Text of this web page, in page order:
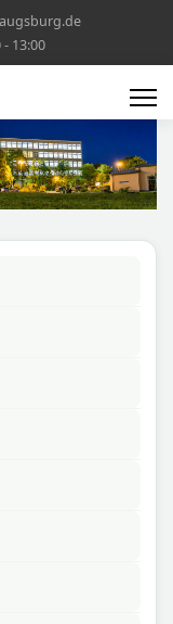
13:00